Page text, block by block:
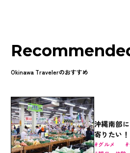
Okinawa Travelerのおすすめ
沖縄南部
寄りたい
ん」が人
グルメ